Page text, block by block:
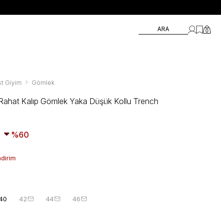
ARA 0
Giyim Gömlek
Kalıp Gömlek Yaka Düşük Kollu Trench
60
42 44 46